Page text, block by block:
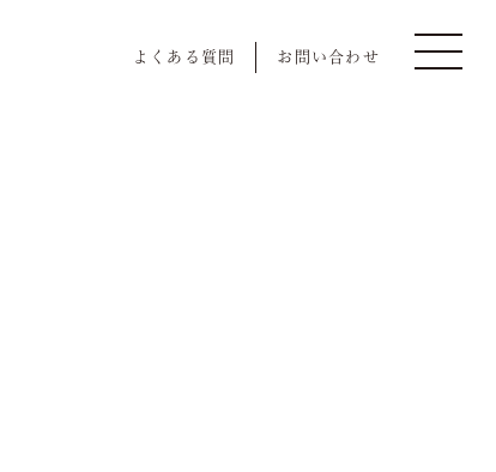
よくある質問 お問い合わせ